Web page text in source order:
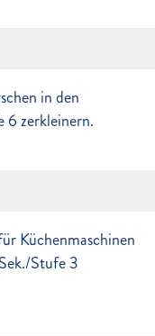
in den
6 zerkleinern.
Küchenmaschinen
Stufe 3